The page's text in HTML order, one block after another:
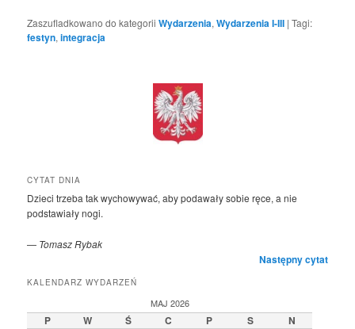
Zaszufladkowano do kategorii Wydarzenia,Wydarzenia I-III |Tagi:
festyn,integracja
CYTAT DNIA
Dzieci trzeba tak wychowywać, aby podawały sobie ręce, a nie
podstawiały nogi.
— Tomasz Rybak
Następny cytat
KALENDARZ WYDARZEŃ
MAJ 2026
P W Ś C P S N